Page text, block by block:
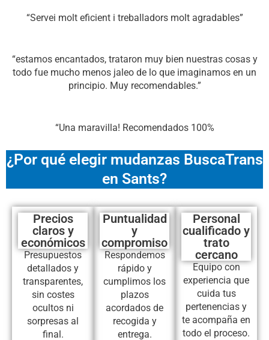
“Servei molt eficient i treballadors molt agradables”
“estamos encantados, trataron muy bien nuestras cosas y
todo fue mucho menos jaleo de lo que imaginamos en un
principio. Muy recomendables.”
“Una maravilla! Recomendados 100%
¿Por qué elegir mudanzas BuscaTrans
en Sants?
Precios
claros y
económicos
Presupuestos
detallados y
transparentes,
sin costes
ocultos ni
sorpresas al
final.
Puntualidad
y
compromiso
Respondemos
rápido y
cumplimos los
plazos
acordados de
recogida y
entrega.
Personal
cualificado y
trato
cercano
Equipo con
experiencia que
cuida tus
pertenencias y
te acompaña en
todo el proceso.